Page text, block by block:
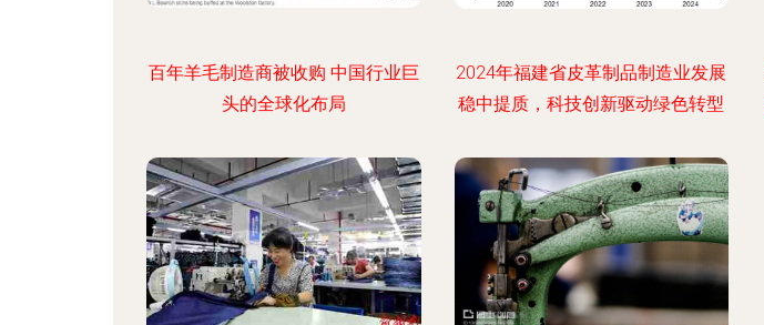
百年羊毛制造商被收购 中国行业巨
头的全球化布局
2024年福建省皮革制品制造业发展
稳中提质，科技创新驱动绿色转型